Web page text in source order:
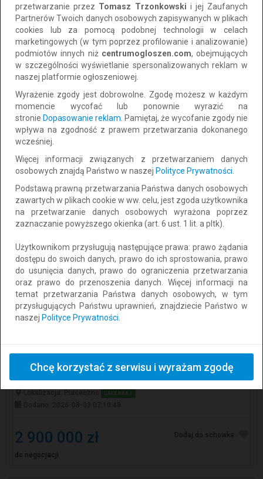
Szybka i bezpłatna obsługa pożyczki.
Lokalizacja: Krasiczyn CAŁY KRAJ
Dodano: 2026-08-04 13:22:37
5 000 zł
do negocjacji
Dodaj do schowka
niezależnymi domami – idealna dla dwóch
pokoleń (rodzice + dzieci) lub dom +
inwestycja pod wynajem”
CAŁY KRAJ
2 900 000 zł
do negocjacji
Dodaj do schowka
przetwarzanie przez Tomasz Trzonkowski i jej Zaufanych
Partnerów Twoich danych osobowych zapisywanych w plikach
cookies lub za pomocą podobnej technologii w celach
marketingowych (w tym poprzez profilowanie i analizowanie)
podmiotów innych niż centrumogloszen.com, obejmujących
w szczególności wyświetlanie spersonalizowanych reklam w
naszej platformie ogłoszeniowej.
Wyrażenie zgody jest dobrowolne. Zgodę możesz w każdym
momencie wycofać lub ponownie wyrazić na
stronie Dopasowanie reklam . Pamiętaj, że wycofanie zgody nie
wpływa na zgodność z prawem przetwarzania dokonanego
wcześniej.
Więcej informacji związanych z przetwarzaniem danych
osobowych znajdą Państwo w naszej Polityce Prywatności
Podstawą prawną przetwarzania Państwa danych osobowych
zawartych w plikach cookie w ww. celu, jest zgoda użytkownika
na przetwarzanie danych osobowych wyrażona poprzez
zaznaczanie powyższego okienka (art. 6 ust. 1 lit. a pltk).
Użytkownikom przysługują następujące prawa: prawo żądania
dostępu do swoich danych, prawo do ich sprostowania, prawo
do usunięcia danych, prawo do ograniczenia przetwarzania
oraz prawo do przenoszenia danych. Więcej informacji na
temat przetwarzania Państwa danych osobowych, w tym
przysługujących Państwu uprawnień, znajdziecie Państwo w
naszej Polityce Prywatności
Chcę korzystać z serwisu i wyrażam zgodę